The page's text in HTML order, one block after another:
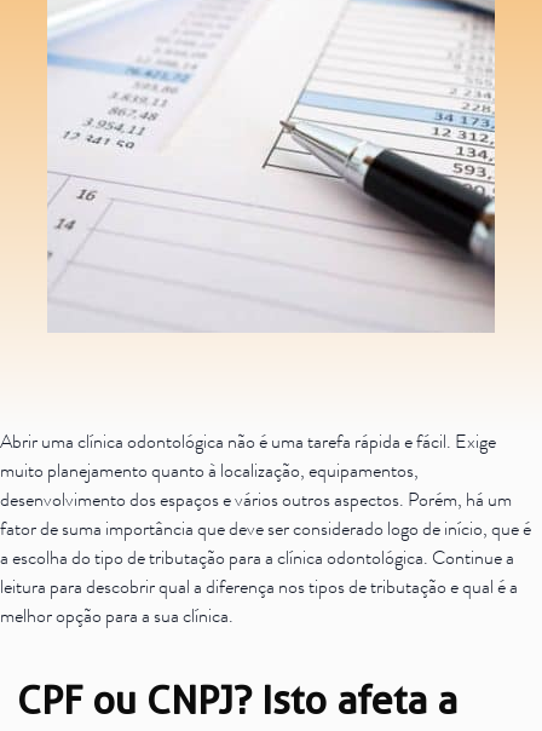
Ver todos
Educação
Downloads
Área Científica
Abrir uma clínica odontológica não é uma tarefa rápida e fácil. Exige
muito planejamento quanto à localização, equipamentos,
desenvolvimento dos espaços e vários outros aspectos. Porém, há um
fator de suma importância que deve ser considerado logo de início, que é
a escolha do tipo de tributação para a clínica odontológica. Continue a
leitura para descobrir qual a diferença nos tipos de tributação e qual é a
melhor opção para a sua clínica.
CPF ou CNPJ? Isto afeta a